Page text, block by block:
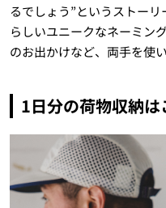
るでしょう”というストーリ
らしいユニークなネーミン
のお出かけなど、両手を使
1日分の荷物収納は